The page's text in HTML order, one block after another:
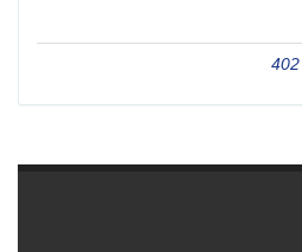
402